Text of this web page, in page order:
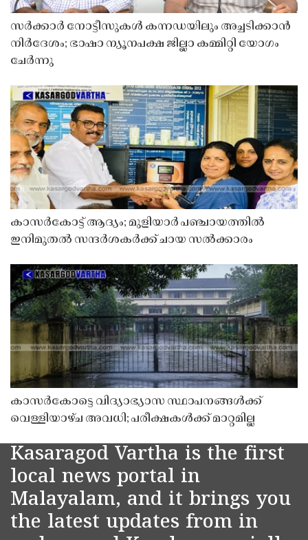
സർക്കാർ നോട്ടീസുകൾ കന്നഡയിലും അച്ചടിക്കാൻ
നിർദേശം; ഭാഷാ ന്യൂനപക്ഷ ജില്ലാ കമ്മിറ്റി യോഗം
ചേർന്നു
കാസർകോട്ട് ആദ്യം; മുളിയാർ പഞ്ചായത്തിൽ
ഇനിമുതൽ സന്ദർശകർക്ക് ചായ സൽക്കാരം
കാസർകോട്ടെ വിദ്യാഭ്യാസ സ്ഥാപനങ്ങൾക്ക്
വെള്ളിയാഴ്ച അവധി; പരീക്ഷകൾക്ക് മാറ്റമില്ല
Kasaragod Vartha is the first
local news portal in
Malayalam, and it brings you
the latest updates from in